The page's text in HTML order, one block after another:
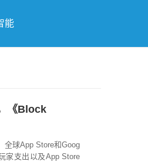
能
《Block
全球App Store和Goog
家支出以及App Store